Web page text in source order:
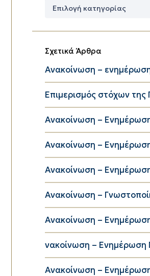
Δημοφιλείς
Σχετικά Άρθρα
Ανακοίνωση –
Eπιμερισμός στόχων της
Ανακοίνωση –
Ανακοίνωση –
Ανακοίνωση –
Ανακοίνωση –
Ανακοίνωση –
νακοίνωση – Ενημέρωση
Ανακοίνωση –